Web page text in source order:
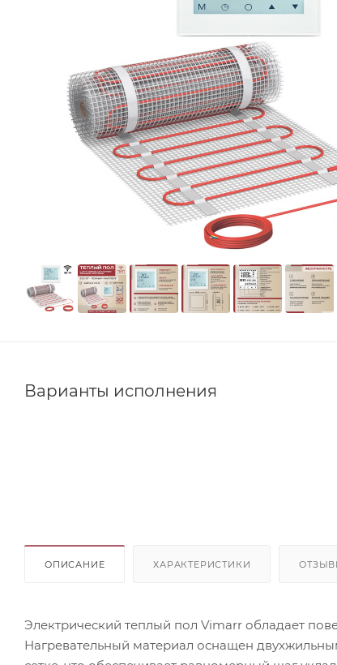
Варианты исполнения
ОПИСАНИЕ ХАРАКТЕРИСТИКИ
Электрический теплый пол Vimarr обладает
Нагревательный материал оснащен